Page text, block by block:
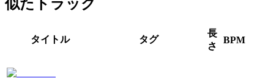
似たトラック
タイトル タグ
長
さ
BPM